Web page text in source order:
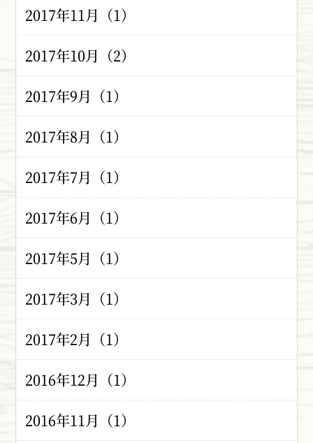
2017年11月（1）
2017年10月（2）
2017年9月（1）
2017年8月（1）
2017年7月（1）
2017年6月（1）
2017年5月（1）
2017年3月（1）
2017年2月（1）
2016年12月（1）
2016年11月（1）